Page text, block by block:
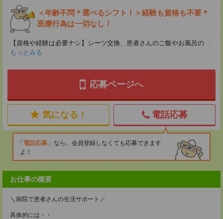
＜年齢不問＊選べるシフト！＞経験も資格も不要＊
医療行為は一切なし！
【資格や経験は必要ナシ】シーツ交換、患者さんのご飯やお風呂の ...
もっとみる
応募ページへ
気になる！ 電話応募
電話応募
なら、会員登録しなくても応募できます
よ！
お仕事の概要
＼病院で患者さんの生活サポート／
具体的には・・